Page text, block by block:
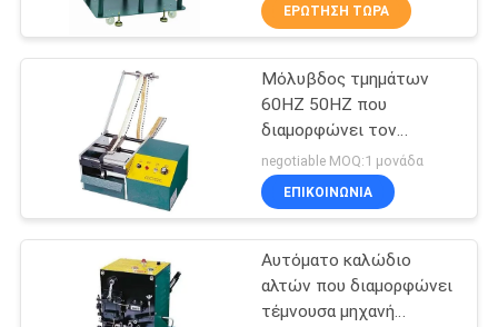
ΈΛΕΓΧΟΣ
ΕΠΑΦΉ
ΜΕ
ΖΗΤΉΣΤΕ
Συστατικός
μόλυβδος που
διαμορφώνει τη
μηχανή
ΕΡΏΤΗΣΗ ΤΏΡΑ
Μόλυβδος τμημάτων
60HZ 50HZ που
διαμορφώνει τον
αυτόματο τύπο υλικών
χάλυβα μηχανών
negotiable MOQ:1 μονάδα
ΕΠΙΚΟΙΝΩΝΊΑ
Αυτόματο καλώδιο
αλτών που διαμορφώνει
τέμνουσα μηχανή